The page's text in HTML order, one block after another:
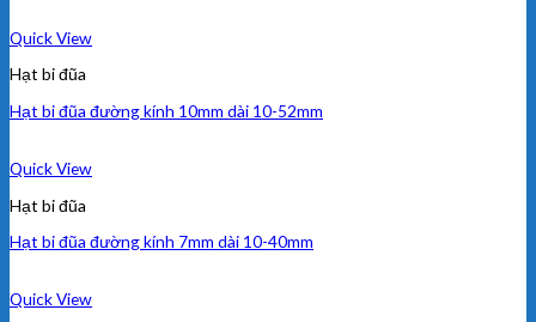
Quick View
Hạt bi đũa
Hạt bi đũa đường kính 10mm dài 10-52mm
Quick View
Hạt bi đũa
Hạt bi đũa đường kính 7mm dài 10-40mm
Quick View